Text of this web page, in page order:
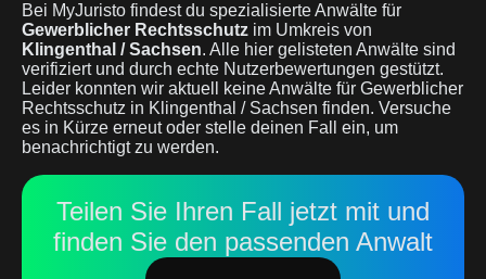
Bei MyJuristo findest du spezialisierte Anwälte für
Gewerblicher Rechtsschutz im Umkreis von
Klingenthal / Sachsen. Alle hier gelisteten Anwälte sind
verifiziert und durch echte Nutzerbewertungen gestützt.
Leider konnten wir aktuell keine Anwälte für Gewerblicher
Rechtsschutz in Klingenthal / Sachsen finden. Versuche
es in Kürze erneut oder stelle deinen Fall ein, um
benachrichtigt zu werden.
Teilen Sie Ihren Fall jetzt mit und
finden Sie den passenden Anwalt